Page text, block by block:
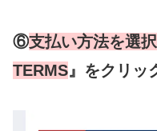
⑥支払い方法を選択
TERMS』をクリッ